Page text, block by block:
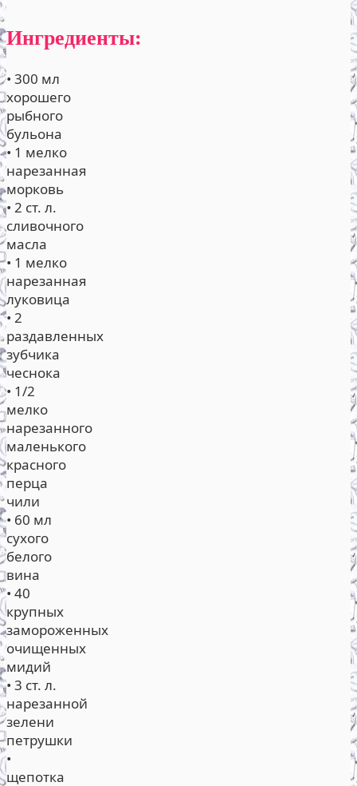
Ингредиенты:
• 300 мл
хорошего
рыбного
бульона
• 1 мелко
нарезанная
морковь
• 2 ст. л.
сливочного
масла
• 1 мелко
нарезанная
луковица
• 2
раздавленных
зубчика
чеснока
• 1/2
мелко
нарезанного
маленького
красного
перца
чили
• 60 мл
сухого
белого
вина
• 40
крупных
замороженных
очищенных
мидий
• 3 ст. л.
нарезанной
зелени
петрушки
•
щепотка